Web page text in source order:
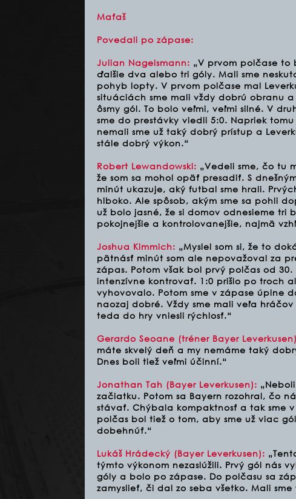
Maťaš
Povedali po zápase:
Julian Nagelsmann: „V prvom polčase to
ďalšie dva alebo tri góly. Mali sme
pohyb lopty. V prvom polčase mal
situáciách sme mali vždy dobrú obranu
ôsmy gól. To bolo veľmi, veľmi silné. V
sme do prestávky viedli 5:0. Napriek
nemali sme už taký dobrý prístup a
stále dobrý výkon.“
Robert Lewandowski: „Vedeli sme, čo tu
že som sa mohol opäť presadiť. S
minút ukazuje, aký futbal sme hrali.
hlboko. Ale spôsob, akým sme sa pohli
už bolo jasné, že si domov odnesieme tri
pokojnejšie a kontrolovanejšie, najmä
Joshua Kimmich: „Myslel som si, že to
pätnásť minút som ale nepovažoval za
zápas. Potom však bol prvý polčas od
intenzívne kontrovať. 1:0 prišlo po troch
vyhovovalo. Potom sme v zápase úplne
naozaj dobré. Vždy sme mali veľa
teda do hry vniesli rýchlosť.“
Gerardo Seoane (tréner Bayer
máte skvelý deň a my nemáme taký
Dnes boli tiež veľmi účinní.“
Jonathan Tah (Bayer Leverkusen):
začiatku. Potom sa Bayern rozohral, čo
stávať. Chýbala kompaktnosť a tak sme
polčas bol tiež o tom, aby sme už viac
dobehnúť.“
Lukáš Hrádecký (Bayer Leverkusen):
týmto výkonom nezaslúžili. Prvý gól nás
góly a bolo po zápase. Do polčasu sa
zamyslieť, či dal zo seba všetko. Mali